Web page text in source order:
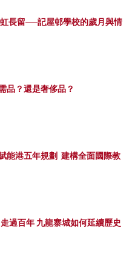
長留──記屋邨學校的歲月與情
品？還是奢侈品？
能港五年規劃 建構全面國際教
過百年 九龍寨城如何延續歷史